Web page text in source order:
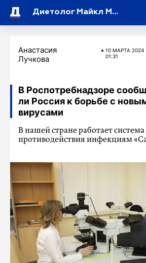
Диетолог Майкл Мосли открыл секрет, что «яркие» продукты продлевают жизнь
Анастасия
Лучкова
10 МАРТA 2024
01:31
В Роспотребнадзоре
ли Россия к борьбе с
вирусами
В нашей стране работает система
противодействия инфекциям